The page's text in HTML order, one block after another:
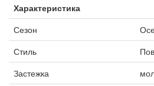
Характеристика
Сезон
Стиль
Застежка